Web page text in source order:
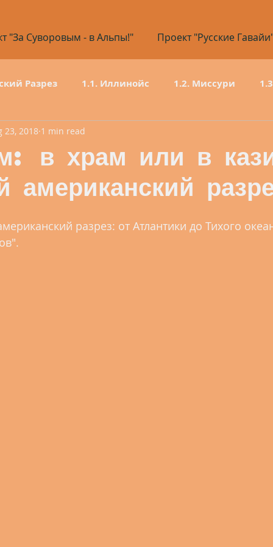
"За Суворовым - в Альпы!" Проект "Русские
Разрез 1.1. Иллинойс 1.2. Миссури
1.6. Нью-Мексико
1.12. Невада 1.13. Калифорния
дней 2.1 Кировская область 2.2 Пермский
в храм или в
американский
23, 2018 1 min read
разрез: от Атлантики до Тихого